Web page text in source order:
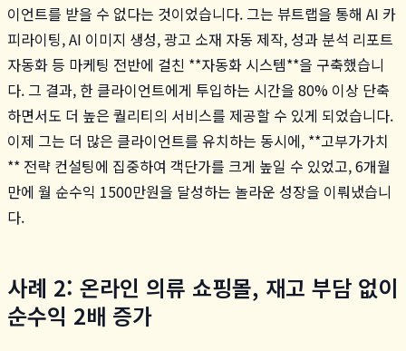
이언트를 받을 수 없다는 것이었습니다. 그는 뷰트랩을 통해 AI 카
피라이팅, AI 이미지 생성, 광고 소재 자동 제작, 성과 분석 리포트
자동화 등 마케팅 전반에 걸친 **자동화 시스템**을 구축했습니
다. 그 결과, 한 클라이언트에게 투입하는 시간을 80% 이상 단축
하면서도 더 높은 퀄리티의 서비스를 제공할 수 있게 되었습니다.
이제 그는 더 많은 클라이언트를 유치하는 동시에, **고부가가치
** 전략 컨설팅에 집중하여 객단가를 크게 높일 수 있었고, 6개월
만에 월 순수익 1500만원을 달성하는 놀라운 성장을 이뤄냈습니
다.
사례 2: 온라인 의류 쇼핑몰, 재고 부담 없이
순수익 2배 증가